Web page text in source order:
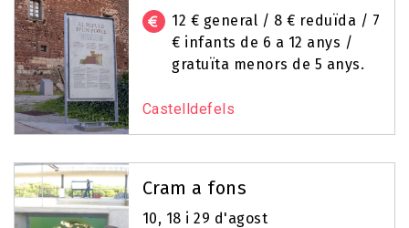
12 € general / 8 € reduïda / 7
€ infants de 6 a 12 anys /
gratuïta menors de 5 anys.
Castelldefels
Cram a fons
10, 18 i 29 d'agost